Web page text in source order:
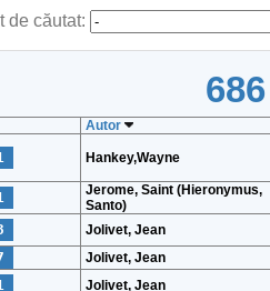
de căutat:
Autor
Hankey,Wayne
Jerome, Saint (Hieronymus,
Santo)
Jolivet, Jean
Jolivet, Jean
Jolivet, Jean